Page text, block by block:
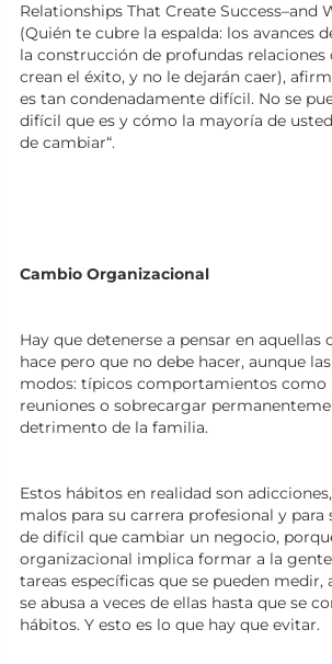
Relationships That Create Success–and
(Quién te cubre la espalda: los avances
la construcción de profundas relaciones
crean el éxito, y no le dejarán caer),
es tan condenadamente difícil. No se
difícil que es y cómo la mayoría de
de cambiar“.
Cambio Organizacional
Hay que detenerse a pensar en aquellas
hace pero que no debe hacer, aunque
modos: típicos comportamientos como
reuniones o sobrecargar
detrimento de la familia.
Estos hábitos en realidad son
malos para su carrera profesional y para
de difícil que cambiar un negocio,
organizacional implica formar a la
tareas específicas que se pueden
se abusa a veces de ellas hasta que se
hábitos. Y esto es lo que hay que evitar.